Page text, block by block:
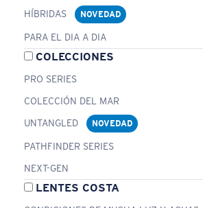
HÍBRIDAS
NOVEDAD
PARA EL DIA A DIA
COLECCIONES
PRO SERIES
COLECCIÓN DEL MAR
UNTANGLED
NOVEDAD
PATHFINDER SERIES
NEXT-GEN
LENTES COSTA